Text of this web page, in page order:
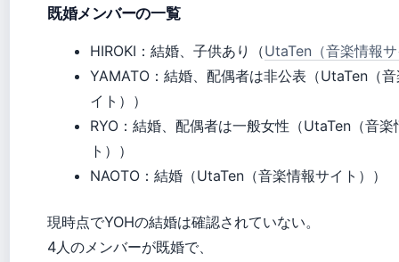
既婚メンバーの一覧
HIROKI：結婚、子供あり（UtaTen（音楽情報
YAMATO：結婚、配偶者は非公表（UtaTen（
イト））
RYO：結婚、配偶者は一般女性（UtaTen（音楽
ト））
NAOTO：結婚（UtaTen（音楽情報サイト））
現時点でYOHの結婚は確認されていない。
4人のメンバーが既婚で、